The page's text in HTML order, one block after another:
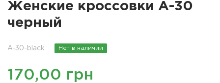
Женские кроссовки А-30
черный
A-30-black Нет в наличии
170,00 грн